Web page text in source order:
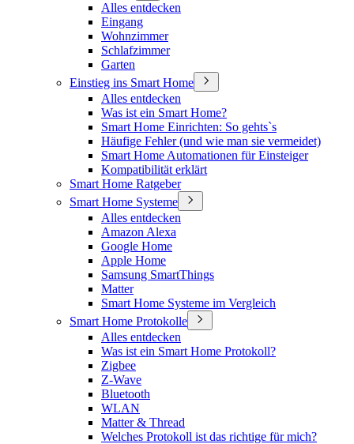
Alles entdecken
Eingang
Wohnzimmer
Schlafzimmer
Garten
Einstieg ins Smart Home
Alles entdecken
Was ist ein Smart Home?
Smart Home Einrichten: So gehts`s
Häufige Fehler (und wie man sie vermeidet)
Smart Home Automationen für Einsteiger
Kompatibilität erklärt
Smart Home Ratgeber
Smart Home Systeme
Alles entdecken
Amazon Alexa
Google Home
Apple Home
Samsung SmartThings
Matter
Smart Home Systeme im Vergleich
Smart Home Protokolle
Alles entdecken
Was ist ein Smart Home Protokoll?
Zigbee
Z-Wave
Bluetooth
WLAN
Matter & Thread
Welches Protokoll ist das richtige für mich?